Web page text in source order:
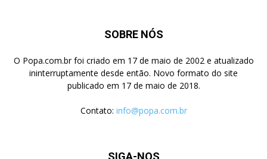
SOBRE NÓS
O Popa.com.br foi criado em 17 de maio de 2002 e atualizado
ininterruptamente desde então. Novo formato do site
publicado em 17 de maio de 2018.
Contato: info@popa.com.br
SIGA-NOS